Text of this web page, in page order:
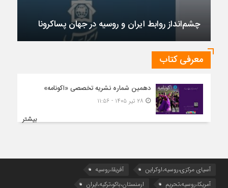
چشم‌انداز روابط ایران و روسیه در جهان پساکرونا
معرفی کتاب
دهمین شماره نشریه تخصصی «اکونامه»
بیشتر
آسیای مرکزی،روسیه،اوکراین
آفریقا،روسیه
آمریکا،روسیه،تحریم
ارمنستان،باکو،ترکیه،ایران